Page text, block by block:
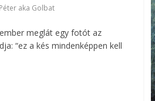
aka Golbat
meglát egy fotót az
“ez a kés mindenképpen kell